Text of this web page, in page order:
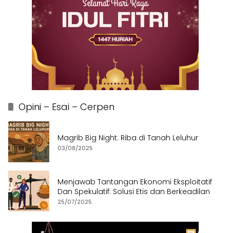
Opini – Esai – Cerpen
Magrib Big Night: Riba di Tanah Leluhur
03/08/2025
Menjawab Tantangan Ekonomi Eksploitatif
Dan Spekulatif: Solusi Etis dan Berkeadilan
25/07/2025